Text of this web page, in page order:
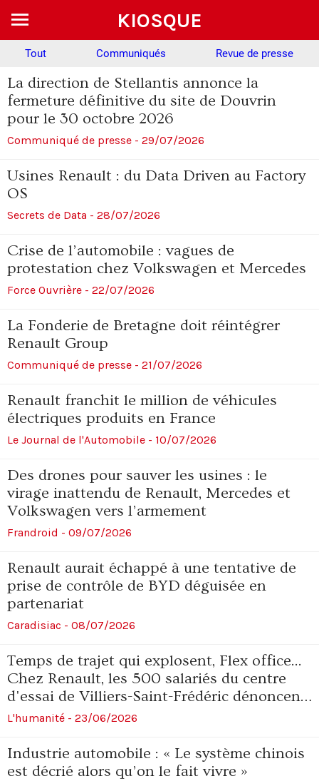
KIOSQUE
Tout Communiqués Revue de presse
La direction de Stellantis annonce la
fermeture définitive du site de Douvrin
pour le 30 octobre 2026
Communiqué de presse - 29/07/2026
Usines Renault : du Data Driven au Factory
OS
Secrets de Data - 28/07/2026
Crise de l’automobile : vagues de
protestation chez Volkswagen et Mercedes
Force Ouvrière - 22/07/2026
La Fonderie de Bretagne doit réintégrer
Renault Group
Communiqué de presse - 21/07/2026
Renault franchit le million de véhicules
électriques produits en France
Le Journal de l'Automobile - 10/07/2026
Des drones pour sauver les usines : le
virage inattendu de Renault, Mercedes et
Volkswagen vers l’armement
Frandroid - 09/07/2026
Renault aurait échappé à une tentative de
prise de contrôle de BYD déguisée en
partenariat
Caradisiac - 08/07/2026
Temps de trajet qui explosent, Flex office...
Chez Renault, les 500 salariés du centre
d'essai de Villiers-Saint-Frédéric dénoncent
la fermeture du site
L'humanité - 23/06/2026
Industrie automobile : « Le système chinois
est décrié alors qu’on le fait vivre »